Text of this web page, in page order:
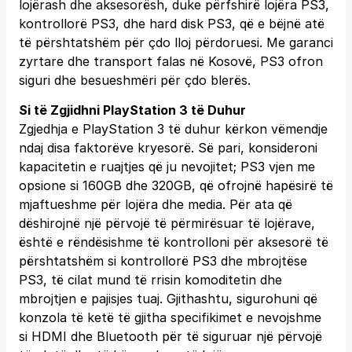
lojërash dhe aksesorësh, duke përfshirë lojëra PS3,
kontrollorë PS3, dhe hard disk PS3, që e bëjnë atë
të përshtatshëm për çdo lloj përdoruesi. Me garanci
zyrtare dhe transport falas në Kosovë, PS3 ofron
siguri dhe besueshmëri për çdo blerës.
Si të Zgjidhni PlayStation 3 të Duhur
Zgjedhja e PlayStation 3 të duhur kërkon vëmendje
ndaj disa faktorëve kryesorë. Së pari, konsideroni
kapacitetin e ruajtjes që ju nevojitet; PS3 vjen me
opsione si 160GB dhe 320GB, që ofrojnë hapësirë të
mjaftueshme për lojëra dhe media. Për ata që
dëshirojnë një përvojë të përmirësuar të lojërave,
është e rëndësishme të kontrolloni për aksesorë të
përshtatshëm si kontrollorë PS3 dhe mbrojtëse
PS3, të cilat mund të rrisin komoditetin dhe
mbrojtjen e pajisjes tuaj. Gjithashtu, sigurohuni që
konzola të ketë të gjitha specifikimet e nevojshme
si HDMI dhe Bluetooth për të siguruar një përvojë